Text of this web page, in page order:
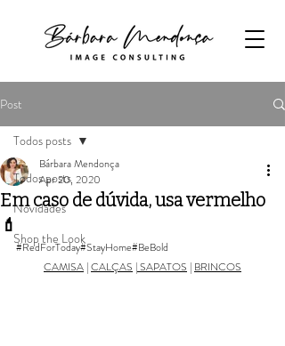
Post
Todos posts
Novidades
Shop the Look
Todos posts
Em caso de dúvida, usa vermelho
💄
Bárbara Mendonça
Apr 20, 2020
#RedForToday#StayHome#BeBold
CAMISA | CALÇAS | SAPATOS | BRINCOS